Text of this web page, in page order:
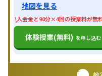
地図を見る
\入会金と90分×4回の授業料が無
体験授業(無料) を申し込む